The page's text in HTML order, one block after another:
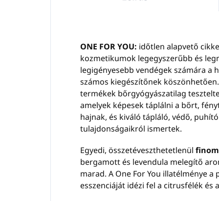
ONE FOR YOU: időtlen alapvető
kozmetikumok legegyszerűbb és
legigényesebb vendégek számára a
számos kiegészítőnek
termékek bőrgyógyászatilag
amelyek képesek táplálni a bőrt,
hajnak, és kiváló tápláló, védő,
tulajdonságaikról ismertek.
Egyedi, összetéveszthetetlenül
bergamott és levendula melegítő
marad. A One For You illatélménye a
esszenciáját idézi fel a citrusfélék és